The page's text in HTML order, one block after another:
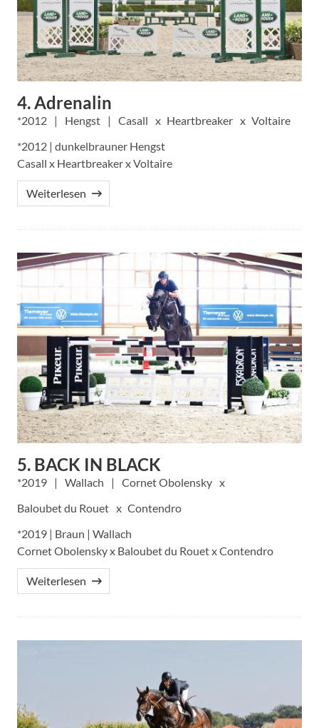
4. Adrenalin
2012 Hengst Casall Heartbreaker
Voltaire
*2012 | dunkelbrauner Hengst
Casall x Heartbreaker x Voltaire
Weiterlesen
5. BACK IN BLACK
2019 Wallach
Cornet Obolensky
Baloubet du Rouet
Contendro
*2019 | Braun | Wallach
Cornet Obolensky x Baloubet du Rouet x Contendro
Weiterlesen